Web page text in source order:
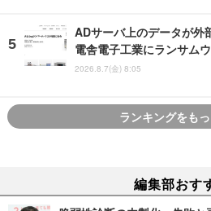
ADサーバ上のデータが外
電舎電子工業にランサム
2026.8.7(金) 8:05
ランキングをも
編集部おす